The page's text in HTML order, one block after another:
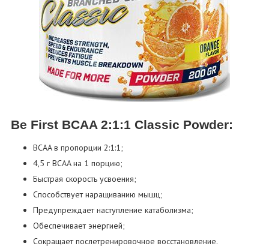
Be First BCAA 2:1:1 Classic Powder:
BCAA в пропорции 2:1:1;
4,5 г BCAA на 1 порцию;
Быстрая скорость усвоения;
Способствует наращиванию мышц;
Предупреждает наступление катаболизма;
Обеспечивает энергией;
Сокращает послетренировочное восстановление.